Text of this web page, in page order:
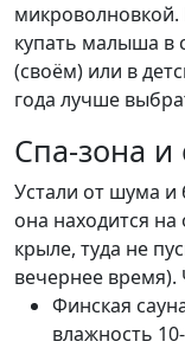
купать малыша в
(своём) или в
года лучше
Спа-зона и
Устали от шума и
она находится
крыле, туда не
вечернее время).
Финская
влажность